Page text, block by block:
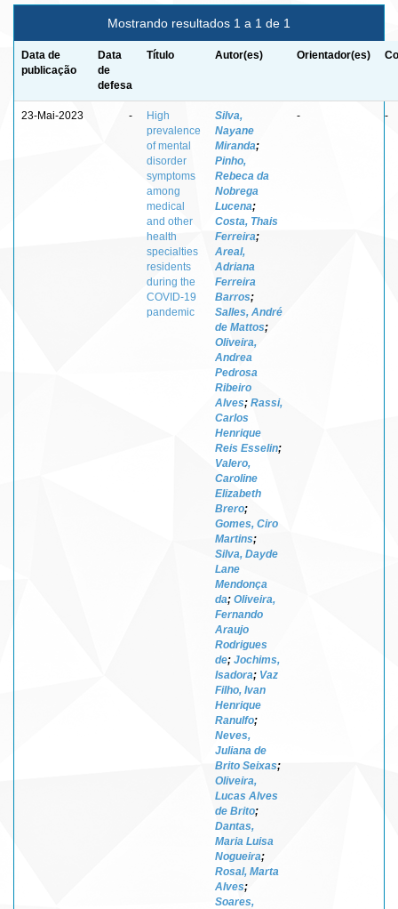
Mostrando resultados 1 a 1 de 1
Data de
publicação
Data
de
defesa
Título Autor(es) Orientador(es)
23-Mai-2023 -
High
prevalence
of mental
disorder
symptoms
among
medical
and other
health
specialties
residents
during the
COVID-19
pandemic
Silva,
Nayane
Miranda;
Pinho,
Rebeca da
Nobrega
Lucena;
Costa, Thais
Ferreira;
Areal,
Adriana
Ferreira
Barros;
Salles, André
de Mattos;
Oliveira,
Andrea
Pedrosa
Ribeiro
Alves; Rassi,
Carlos
Henrique
Reis Esselin;
Valero,
Caroline
Elizabeth
Brero;
Gomes, Ciro
Martins;
Silva, Dayde
Lane
Mendonça
da; Oliveira,
Fernando
Araujo
Rodrigues
de; Jochims,
Isadora; Vaz
Filho, Ivan
Henrique
Ranulfo;
Neves,
Juliana de
Brito Seixas;
Oliveira,
Lucas Alves
de Brito;
Dantas,
Maria Luisa
Nogueira;
Rosal, Marta
Alves;
Soares,
- -